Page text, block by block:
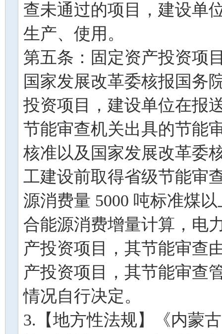
查未通过的项目，建设单
生产、使用。
第五条：固定资产投资项
国家发展改革委核报国务
投资项目，建设单位在报
节能审查机关出具的节能
核准以及国家发展改革委
工建设前取得省级节能审
源消费量 5000 吨标准煤
合能源消费增量计算，电
产投资项目，其节能审查
产投资项目，其节能审查
情况自行决定。
3.【地方性法规】《内蒙